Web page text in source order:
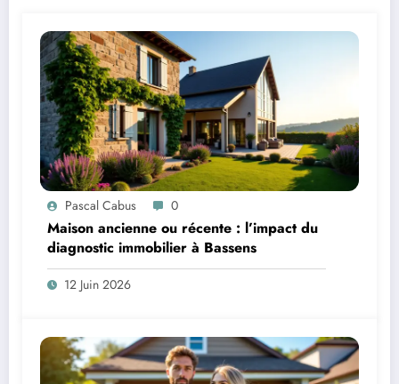
Pascal Cabus 0
Maison ancienne ou récente : l’impact du
diagnostic immobilier à Bassens
12 Juin 2026